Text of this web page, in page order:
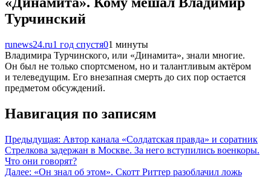
Турчинский
runews24.ru1 год спустя01 минуты
Владимира Турчинского, или «Динамита», знали многие.
Он был не только спортсменом, но и талантливым актёром
и телеведущим. Его внезапная смерть до сих пор остается
предметом обсуждений.
Навигация по записям
Предыдущая: Автор канала «Солдатская правда» и соратник
Стрелкова задержан в Москве. За него вступились военкоры.
Что они говорят?
Далее: «Он знал об этом». Скотт Риттер разоблачил ложь